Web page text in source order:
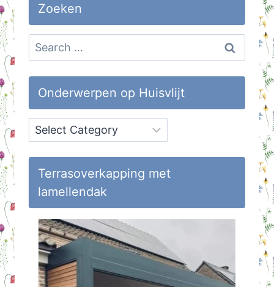
Zoeken
Search
for:
Onderwerpen op Huisvlijt
Onderwerpen
op
Huisvlijt
Terrasoverkapping met
lamellendak